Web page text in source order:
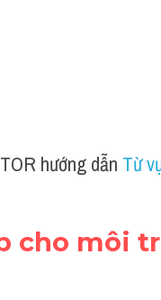
hướng dẫn Từ
cho môi